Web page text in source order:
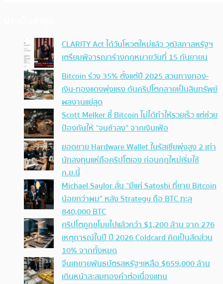
CLARITY Act ได้วันโหวตใหม่แล้ว วุฒิสภาสหรัฐฯ
เตรียมพิจารณาร่างกฎหมายวันที่ 15 กันยายน
Bitcoin ร่วง 35% ตั้งแต่ปี 2025 สวนทางทอง-
เงิน-ทองแดงพุ่งแรง ดันคริปโตกลายเป็นสินทรัพย์
ผลงานแย่สุด
Scott Melker ชี้ Bitcoin ไม่ได้ทำให้รวยเร็ว แต่ช่วย
ป้องกันให้ “จนช้าลง” จากเงินเฟ้อ
ยอดขาย Hardware Wallet ในรัสเซียพุ่งสูง 2 เท่า
นักลงทุนแห่ถือคริปโตเอง ก่อนกฎใหม่เริ่มใช้
ก.ย.นี้
Michael Saylor ลั่น “มีแค่ Satoshi ที่ขาย Bitcoin
น้อยกว่าผม” หลัง Strategy ถือ BTC ทะลุ
840,000 BTC
คริปโตถูกขโมยไปแล้วกว่า $1,200 ล้าน จาก 276
เหตุการณ์ในปี ปี 2026 Coldcard คิดเป็นสัดส่วน
10% จากทั้งหมด
จีนเทขายพันธบัตรสหรัฐฯเหลือ $659,000 ล้าน
เดินหน้าสะสมทองคำต่อเนื่องแทน